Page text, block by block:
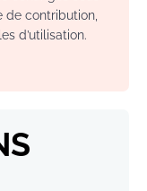
de contribution,
d’utilisation.